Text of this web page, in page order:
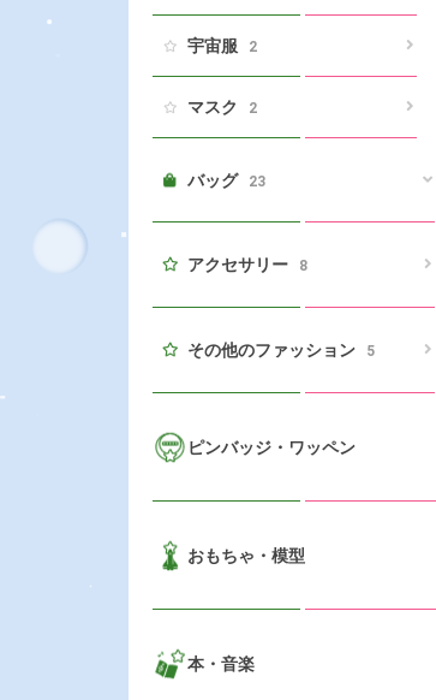
宇宙服 2
マスク 2
バッグ 23
アクセサリー 8
その他のファッション 5
ピンバッジ・ワッペン
おもちゃ・模型
本・音楽